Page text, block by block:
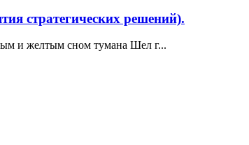
стратегических решений).
и желтым сном тумана Шел г...